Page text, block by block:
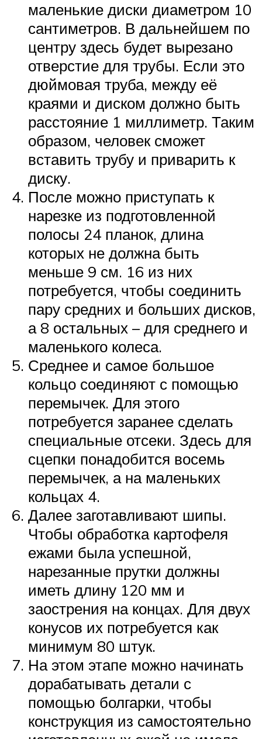
маленькие диски диаметром 10
сантиметров. В дальнейшем по
центру здесь будет вырезано
отверстие для трубы. Если это
дюймовая труба, между её
краями и диском должно быть
расстояние 1 миллиметр. Таким
образом, человек сможет
вставить трубу и приварить к
диску.
После можно приступать к
нарезке из подготовленной
полосы 24 планок, длина
которых не должна быть
меньше 9 см. 16 из них
потребуется, чтобы соединить
пару средних и больших дисков,
а 8 остальных – для среднего и
маленького колеса.
Среднее и самое большое
кольцо соединяют с помощью
перемычек. Для этого
потребуется заранее сделать
специальные отсеки. Здесь для
сцепки понадобится восемь
перемычек, а на маленьких
кольцах 4.
Далее заготавливают шипы.
Чтобы обработка картофеля
ежами была успешной,
нарезанные прутки должны
иметь длину 120 мм и
заострения на концах. Для двух
конусов их потребуется как
минимум 80 штук.
На этом этапе можно начинать
дорабатывать детали с
помощью болгарки, чтобы
конструкция из самостоятельно